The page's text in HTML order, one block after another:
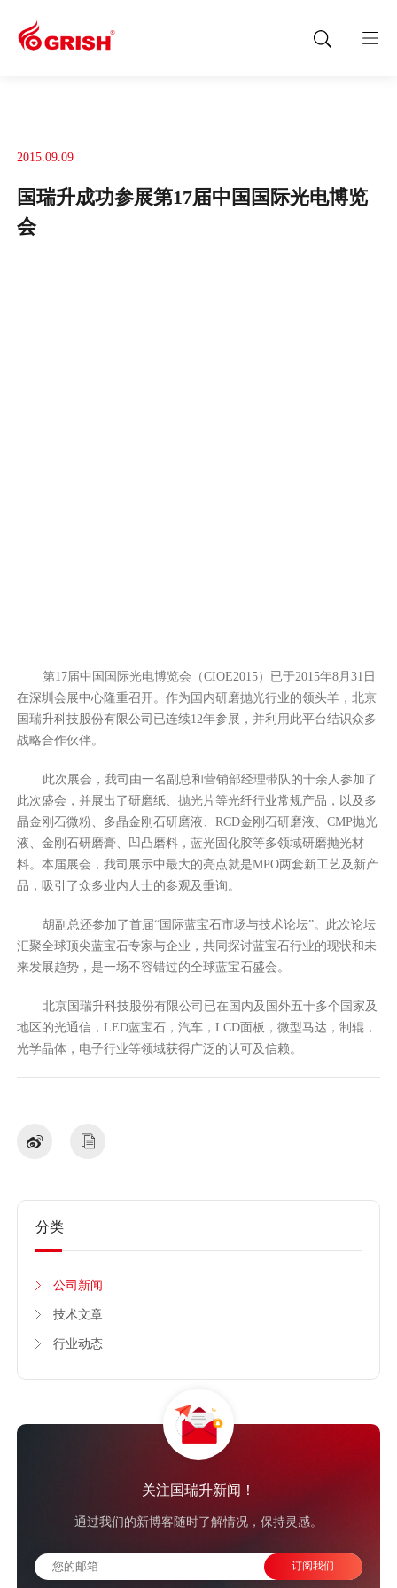
2015.09.09
国瑞升成功参展第17届中国国际光电博览
会
第17届中国国际光电博览会（CIOE2015）已于2015年8月31日
在深圳会展中心隆重召开。作为国内研磨抛光行业的领头羊，北京
国瑞升科技股份有限公司已连续12年参展，并利用此平台结识众多
战略合作伙伴。
此次展会，我司由一名副总和营销部经理带队的十余人参加了
此次盛会，并展出了研磨纸、抛光片等光纤行业常规产品，以及多
晶金刚石微粉、多晶金刚石研磨液、RCD金刚石研磨液、CMP抛光
液、金刚石研磨膏、凹凸磨料，蓝光固化胶等多领域研磨抛光材
料。本届展会，我司展示中最大的亮点就是MPO两套新工艺及新产
品，吸引了众多业内人士的参观及垂询。
胡副总还参加了首届“国际蓝宝石市场与技术论坛”。此次论坛
汇聚全球顶尖蓝宝石专家与企业，共同探讨蓝宝石行业的现状和未
来发展趋势，是一场不容错过的全球蓝宝石盛会。
北京国瑞升科技股份有限公司已在国内及国外五十多个国家及
地区的光通信，LED蓝宝石，汽车，LCD面板，微型马达，制辊，
光学晶体，电子行业等领域获得广泛的认可及信赖。
分类
公司新闻
技术文章
行业动态
关注国瑞升新闻！
通过我们的新博客随时了解情况，保持灵感。